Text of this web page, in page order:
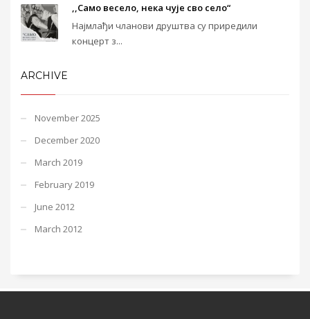
,,Само весело, нека чује сво село“
Најмлађи чланови друштва су приредили
концерт з...
ARCHIVE
November 2025
December 2020
March 2019
February 2019
June 2012
March 2012